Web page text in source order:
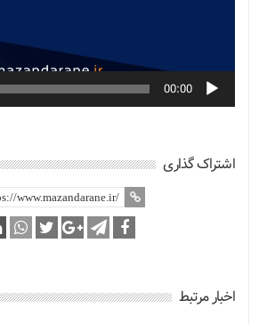
00:00
اشتراک گذاری
اخبار مرتبط